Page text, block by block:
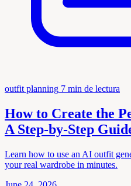
outfit planning 7 min de lectura
How to Create the
A Step-by-Step
Learn how to use an AI outfit
your real wardrobe in minutes.